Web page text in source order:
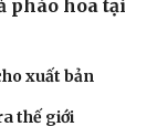
thể mất vài